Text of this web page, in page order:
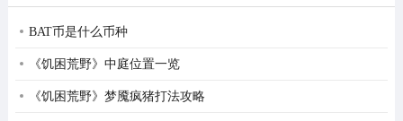
BAT币是什么币种
《饥困荒野》中庭位置一览
《饥困荒野》梦魇疯猪打法攻略